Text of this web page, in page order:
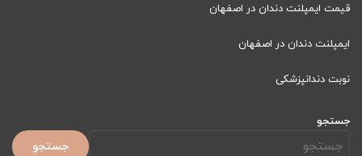
قیمت ایمپلنت دندان در اصفهان
ایمپلنت دندان در اصفهان
نوبت دندانپزشکی
جستجو
جستجو